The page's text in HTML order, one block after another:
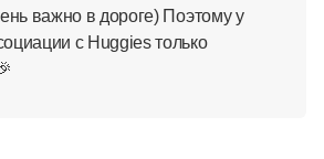
важно в дороге) Поэтому у
с Huggies только